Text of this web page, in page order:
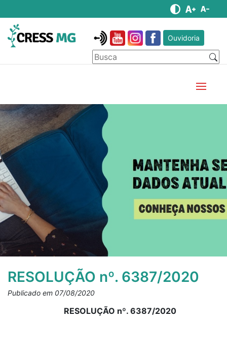
Ouvidoria
RESOLUÇÃO nº. 6387/2020
Publicado em 07/08/2020
RESOLUÇÃO nº. 6387/2020